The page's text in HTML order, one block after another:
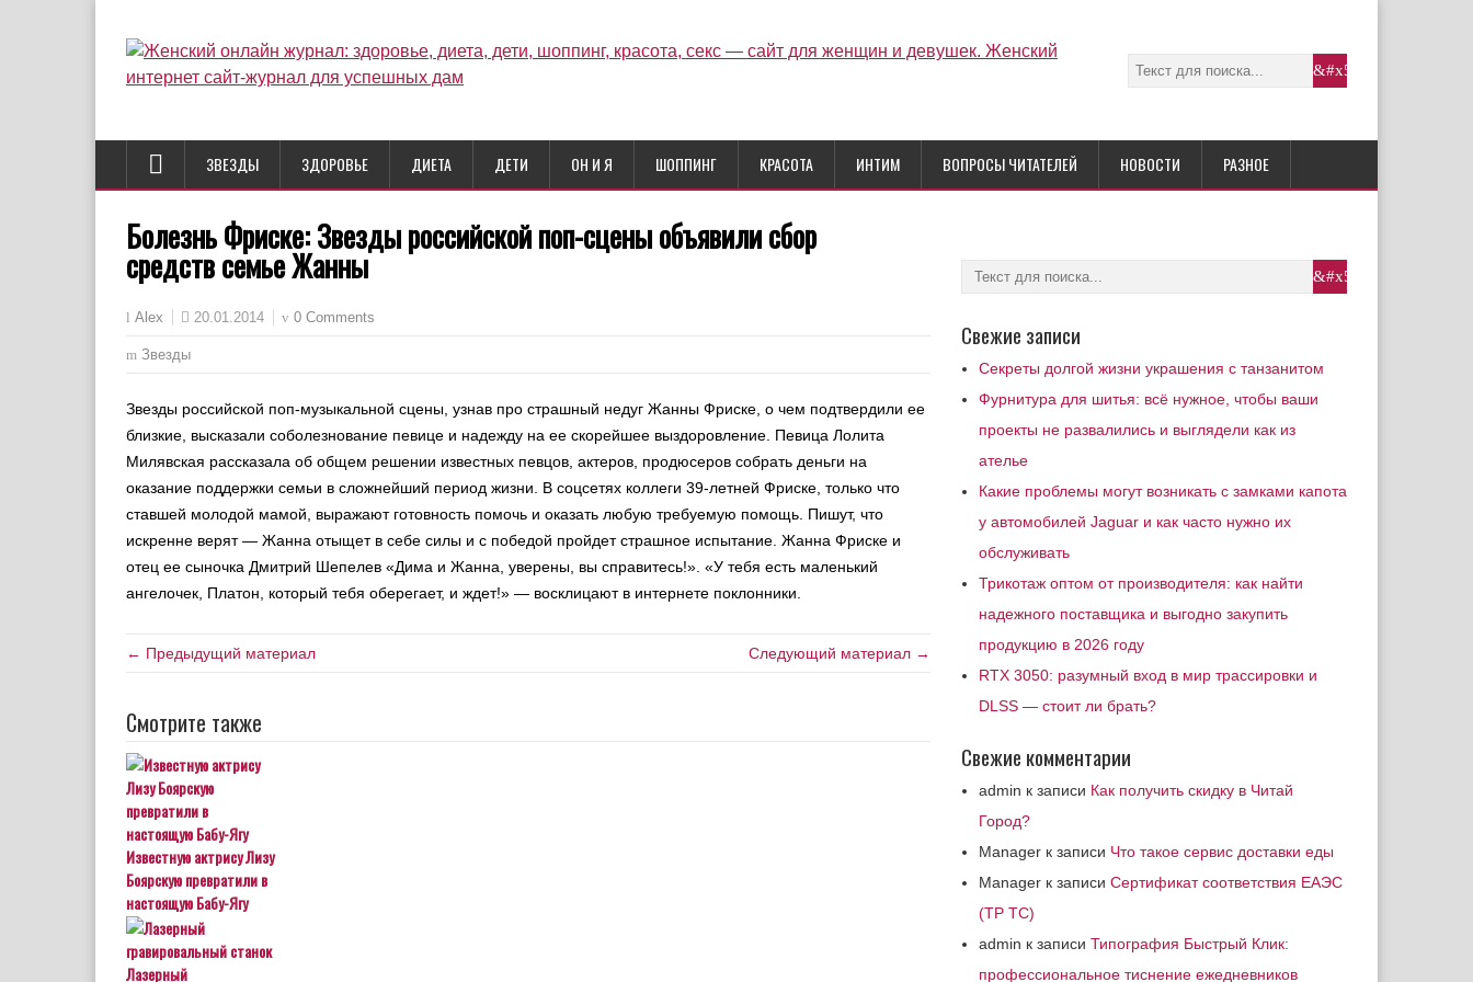
ЗВЕЗДЫ ЗДОРОВЬЕ ДИЕТА ДЕТИ ОН И Я ШОППИНГ КРАСОТА ИНТИМ ВОПРОСЫ ЧИТАТЕЛЕЙ НОВОСТИ РАЗНОЕ
Болезнь Фриске: Звезды российской поп-сцены объявили сбор
средств семье Жанны
Alex 20.01.2014 0 Comments
Звезды
Звезды российской поп-музыкальной сцены, узнав про страшный недуг Жанны Фриске, о чем подтвердили ее
близкие, высказали соболезнование певице и надежду на ее скорейшее выздоровление. Певица Лолита
Милявская рассказала об общем решении известных певцов, актеров, продюсеров собрать деньги на
оказание поддержки семьи в сложнейший период жизни. В соцсетях коллеги 39-летней Фриске, только что
ставшей молодой мамой, выражают готовность помочь и оказать любую требуемую помощь. Пишут, что
искренне верят — Жанна отыщет в себе силы и с победой пройдет страшное испытание. Жанна Фриске и
отец ее сыночка Дмитрий Шепелев «Дима и Жанна, уверены, вы справитесь!». «У тебя есть маленький
ангелочек, Платон, который тебя оберегает, и ждет!» — восклицают в интернете поклонники.
← Предыдущий материал Следующий материал →
Смотрите также
Известную актрису Лизу
Боярскую превратили в
настоящую Бабу-Ягу
Лазерный
Свежие записи
Секреты долгой жизни украшения с танзанитом
Фурнитура для шитья: всё нужное, чтобы ваши
проекты не развалились и выглядели как из
ателье
Какие проблемы могут возникать с замками капота
у автомобилей Jaguar и как часто нужно их
обслуживать
Трикотаж оптом от производителя: как найти
надежного поставщика и выгодно закупить
продукцию в 2026 году
RTX 3050: разумный вход в мир трассировки и
DLSS — стоит ли брать?
Свежие комментарии
admin к записи Как получить скидку в Читай
Город?
Manager к записи Что такое сервис доставки еды
Manager к записи Сертификат соответствия ЕАЭС
(ТР ТС)
admin к записи Типография Быстрый Клик:
профессиональное тиснение ежедневников